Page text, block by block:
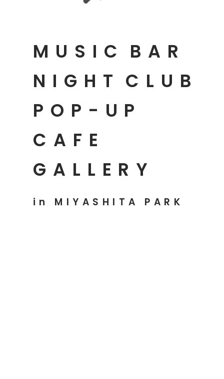
NIGHT CLUB
MUSIC BAR
POP-UP
CAFE
GALLERY
in MIYASHITA PARK